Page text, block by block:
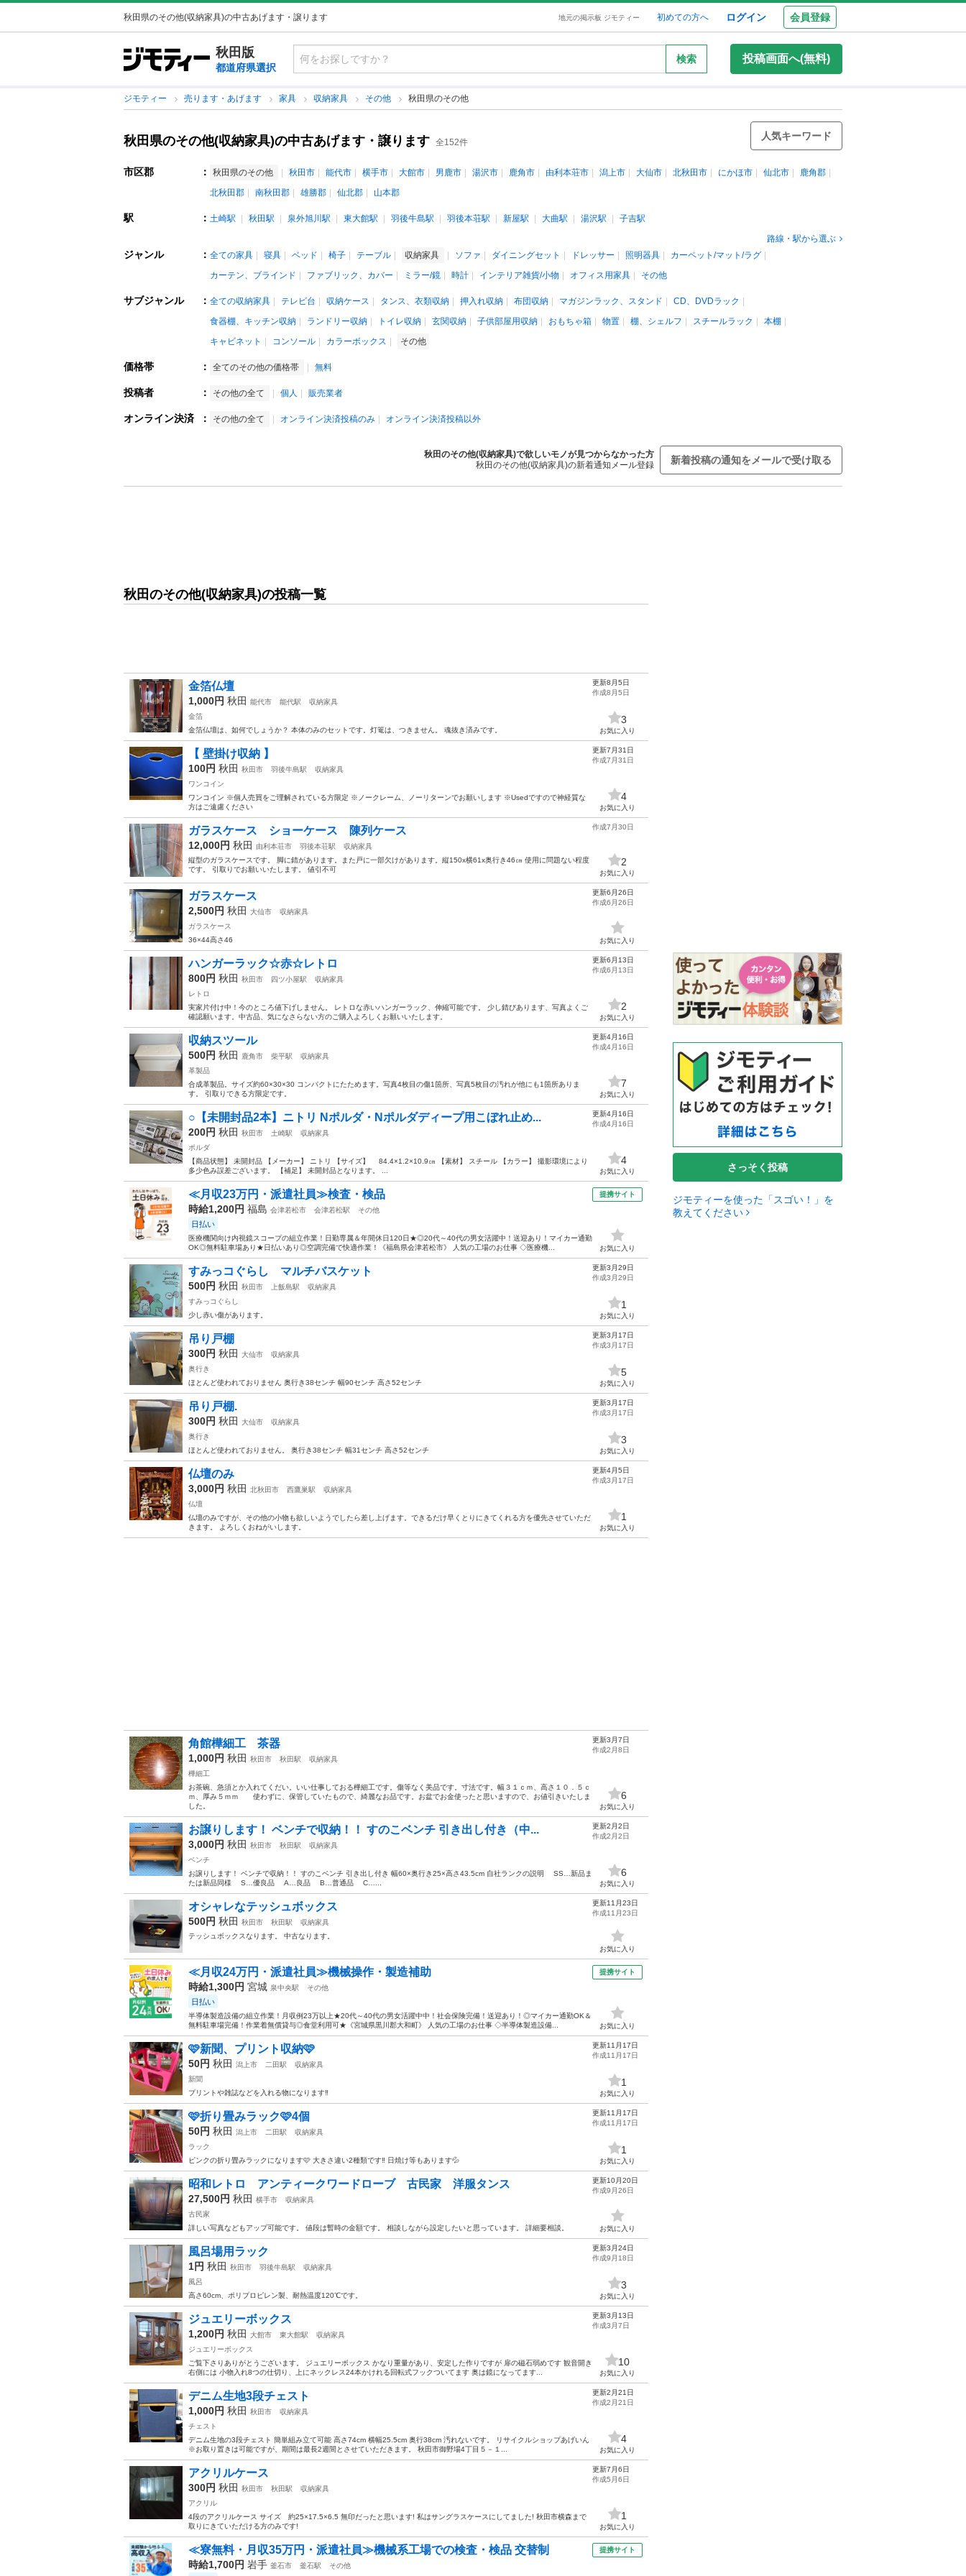
秋田県のその他(収納家具)の中古あげます・譲ります 地元の掲示板 ジモティー 初めての方へ ログイン 会員登録
秋田版
都道府県選択
検索 投稿画面へ(無料)
ジモティー 売ります・あげます 家具 収納家具 その他 秋田県のその他
秋田県のその他(収納家具)の中古あげます・譲ります 全152件
人気キーワード
市区郡 ： 秋田県のその他 秋田市 能代市 横手市 大館市 男鹿市 湯沢市 鹿角市 由利本荘市 潟上市 大仙市 北秋田市 にかほ市 仙北市
鹿角郡
北秋田郡
南秋田郡 雄勝郡 仙北郡 山本郡
駅 ： 土崎駅 秋田駅 泉外旭川駅 東大館駅 羽後牛島駅 羽後本荘駅 新屋駅 大曲駅 湯沢駅
子吉駅
路線・駅から選ぶ
ジャンル ： 全ての家具 寝具 ベッド 椅子 テーブル 収納家具 ソファ ダイニングセット ドレッサー 照明器具
カーペット/マット/ラグ
カーテン、ブラインド
ファブリック、カバー ミラー/鏡 時計 インテリア雑貨/小物 オフィス用家具 その他
サブジャンル ： 全ての収納家具 テレビ台 収納ケース タンス、衣類収納 押入れ収納 布団収納 マガジンラック、スタンド
CD、DVDラック
食器棚、キッチン収納
ランドリー収納 トイレ収納 玄関収納 子供部屋用収納 おもちゃ箱 物置 棚、シェルフ スチールラック
本棚
キャビネット
コンソール カラーボックス その他
価格帯 ： 全てのその他の価格帯 無料
投稿者 ： その他の全て 個人 販売業者
オンライン決済 ： その他の全て オンライン決済投稿のみ オンライン決済投稿以外
秋田のその他(収納家具)で欲しいモノが見つからなかった方
秋田のその他(収納家具)の新着通知メール登録
新着投稿の通知をメールで受け取る
秋田のその他(収納家具)の投稿一覧
金箔仏壇
1,000円 秋田 能代市 能代駅
収納家具
金箔
金箔仏壇は、如何でしょうか？ 本体のみのセットです。灯篭は、つきません。 魂抜き済みです。
更新8月5日
作成8月5日
3
お気に入り
【 壁掛け収納 】
100円 秋田 秋田市 羽後牛島駅
収納家具
ワンコイン
ワンコイン ※個人売買をご理解されている方限定 ※ノークレーム、ノーリターンでお願いします ※Usedですので神経質な
方はご遠慮ください
更新7月31日
作成7月31日
4
お気に入り
ガラスケース ショーケース 陳列ケース
12,000円 秋田 由利本荘市 羽後本荘駅
収納家具
縦型のガラスケースです。 脚に錆があります。また戸に一部欠けがあります。縦150x横61x奥行き46㎝ 使用に問題ない程度
です。 引取りでお願いいたします。 値引不可
作成7月30日
2
お気に入り
ガラスケース
2,500円 秋田 大仙市
収納家具
ガラスケース
36×44高さ46
更新6月26日
作成6月26日
お気に入り
ハンガーラック☆赤☆レトロ
800円 秋田 秋田市 四ツ小屋駅
収納家具
レトロ
実家片付け中！今のところ値下げしません。 レトロな赤いハンガーラック、伸縮可能です。 少し錆びあります、写真よくご
確認願います。中古品、気になさらない方のご購入よろしくお願いいたします。
更新6月13日
作成6月13日
2
お気に入り
収納スツール
500円 秋田 鹿角市 柴平駅
収納家具
革製品
合成革製品。サイズ約60×30×30 コンパクトにたためます。写真4枚目の傷1箇所、写真5枚目の汚れが他にも1箇所ありま
す。 引取りできる方限定です。
更新4月16日
作成4月16日
7
お気に入り
○【未開封品2本】ニトリ Nポルダ・Nポルダディープ用こぼれ止め...
200円 秋田 秋田市 土崎駅
収納家具
ポルダ
【商品状態】 未開封品 【メーカー】 ニトリ 【サイズ】 84.4×1.2×10.9㎝ 【素材】 スチール 【カラー】 撮影環境により
多少色み誤差ございます。 【補足】 未開封品となります。 ...
更新4月16日
作成4月16日
4
お気に入り
≪月収23万円・派遣社員≫検査・検品
時給1,200円 福島 会津若松市 会津若松駅 その他
日払い
医療機関向け内視鏡スコープの組立作業！日勤専属＆年間休日120日★◎20代～40代の男女活躍中！送迎あり！マイカー通勤
OK◎無料駐車場あり★日払いあり◎空調完備で快適作業！《福島県会津若松市》 人気の工場のお仕事 ◇医療機...
提携サイト
お気に入り
すみっコぐらし マルチバスケット
500円 秋田 秋田市 上飯島駅
収納家具
すみっコぐらし
少し赤い傷があります。
更新3月29日
作成3月29日
1
お気に入り
吊り戸棚
300円 秋田 大仙市
収納家具
奥行き
ほとんど使われておりません 奥行き38センチ 幅90センチ 高さ52センチ
更新3月17日
作成3月17日
5
お気に入り
吊り戸棚.
300円 秋田 大仙市
収納家具
奥行き
ほとんど使われておりません。 奥行き38センチ 幅31センチ 高さ52センチ
更新3月17日
作成3月17日
3
お気に入り
仏壇のみ
3,000円 秋田 北秋田市 西鷹巣駅
収納家具
仏壇
仏壇のみですが、その他の小物も欲しいようでしたら差し上げます。できるだけ早くとりにきてくれる方を優先させていただ
きます。 よろしくおねがいします。
更新4月5日
作成3月17日
1
お気に入り
角館樺細工 茶器
1,000円 秋田 秋田市 秋田駅
収納家具
樺細工
お茶碗、急須とか入れてくだい。いい仕事しておる樺細工です。傷等なく美品です。寸法です。幅３１ｃｍ、高さ１０．５ｃ
ｍ、厚み５ｍｍ 使わずに、保管していたもので、綺麗なお品です。お盆でお金使ったと思いますので、お値引きいたしま
した。
更新3月7日
作成2月8日
6
お気に入り
お譲りします！ ベンチで収納！！ すのこベンチ 引き出し付き（中...
3,000円 秋田 秋田市 秋田駅
収納家具
ベンチ
お譲りします！ ベンチで収納！！ すのこベンチ 引き出し付き 幅60×奥行き25×高さ43.5cm 自社ランクの説明 SS…新品ま
たは新品同様 S…優良品 A…良品 B…普通品 C…...
更新2月2日
作成2月2日
6
お気に入り
オシャレなテッシュボックス
500円 秋田 秋田市 秋田駅
収納家具
テッシュボックスなります。 中古なります。
更新11月23日
作成11月23日
お気に入り
≪月収24万円・派遣社員≫機械操作・製造補助
時給1,300円 宮城 泉中央駅 その他
日払い
半導体製造設備の組立作業！月収例23万以上★20代～40代の男女活躍中中！社会保険完備！送迎あり！◎マイカー通勤OK＆
無料駐車場完備！作業着無償貸与◎食堂利用可★《宮城県黒川郡大和町》 人気の工場のお仕事 ◇半導体製造設備...
提携サイト
お気に入り
🩷新聞、プリント収納🩷
50円 秋田 潟上市 二田駅
収納家具
新聞
プリントや雑誌などを入れる物になります‼️
更新11月17日
作成11月17日
1
お気に入り
🩷折り畳みラック🩷4個
50円 秋田 潟上市 二田駅
収納家具
ラック
ピンクの折り畳みラックになります🩷 大きさ違い2種類です‼️ 日焼け等もあります💦
更新11月17日
作成11月17日
1
お気に入り
昭和レトロ アンティークワードローブ 古民家 洋服タンス
27,500円 秋田 横手市
収納家具
古民家
詳しい写真などもアップ可能です。 値段は暫時の金額です。 相談しながら設定したいと思っています。 詳細要相談。
更新10月20日
作成9月26日
お気に入り
風呂場用ラック
1円 秋田 秋田市 羽後牛島駅
収納家具
風呂
高さ60cm、ポリプロピレン製、耐熱温度120℃です。
更新3月24日
作成9月18日
3
お気に入り
ジュエリーボックス
1,200円 秋田 大館市 東大館駅
収納家具
ジュエリーボックス
ご覧下さりありがとうございます。 ジュエリーボックス かなり重量があり、安定した作りですが 扉の磁石弱めです 観音開き
右側には 小物入れ8つの仕切り、上にネックレス24本かけれる回転式フックついてます 奥は鏡になってます...
更新3月13日
作成3月7日
10
お気に入り
デニム生地3段チェスト
1,000円 秋田 秋田市
収納家具
チェスト
デニム生地の3段チェスト 簡単組み立て可能 高さ74cm 横幅25.5cm 奥行38cm 汚れないです。 リサイクルショップあげいん
※お取り置きは可能ですが、期間は最長2週間とさせていただきます。 秋田市御野場4丁目５－１...
更新2月21日
作成2月21日
4
お気に入り
アクリルケース
300円 秋田 秋田市 秋田駅
収納家具
アクリル
4段のアクリルケース サイズ 約25×17.5×6.5 無印だったと思います! 私はサングラスケースにしてました! 秋田市横森まで
取りにきていただける方のみです!
更新7月6日
作成5月6日
1
お気に入り
≪寮無料・月収35万円・派遣社員≫機械系工場での検査・検品 交替制
時給1,700円 岩手 釜石市 釜石駅 その他
提携サイト
さっそく投稿
ジモティーを使った「スゴい！」を
教えてください